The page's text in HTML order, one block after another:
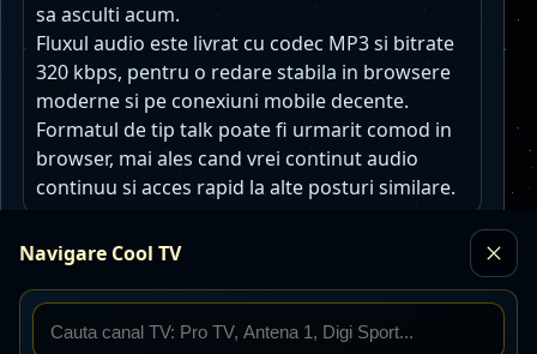
Navigare Cool TV
sa asculti acum.
Fluxul audio este livrat cu codec MP3 si bitrate
320 kbps, pentru o redare stabila in browsere
moderne si pe conexiuni mobile decente.
Formatul de tip talk poate fi urmarit comod in
browser, mai ales cand vrei continut audio
continuu si acces rapid la alte posturi similare.
Posturi radio similare
Toate posturile